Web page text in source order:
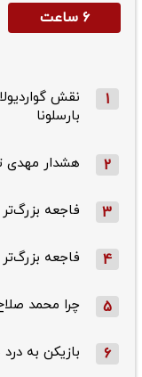
۶ ساعت
1
نقش
بارسلونا
2 هشدار مهدی
3 فاجعه
4 فاجعه
5 چرا محمد
6 بازیکن به